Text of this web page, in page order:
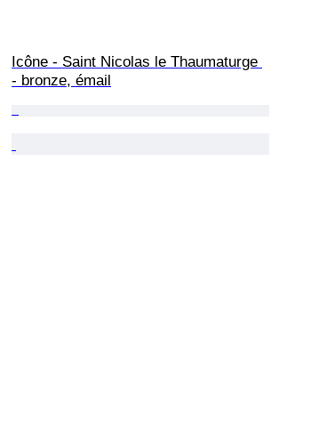
Icône - Saint Nicolas le Thaumaturge
- bronze, émail